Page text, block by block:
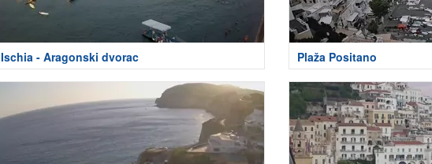
Ischia - Aragonski dvorac Plaža Positano